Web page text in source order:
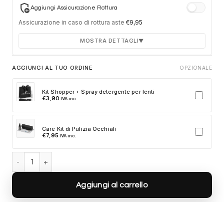
add_moderatorAggiungi Assicurazione Rottura
Assicurazione in caso di rottura aste €9,95
MOSTRA DETTAGLI▼
Durata 12 mesi dalla consegna dell'ordine
accidentale
Ricambi originali e certificati del produttore
Clicca sulla card per attivare l'assicurazione. Se non clicchi, non
verrà aggiunta al tuo ordine.
AGGIUNGI AL TUO ORDINE OPZIONALE
Kit Shopper + Spray detergente per lenti
€3,90 IVA inc.
Care Kit di Pulizia Occhiali
€7,95 IVA inc.
Aggiungi al carrello